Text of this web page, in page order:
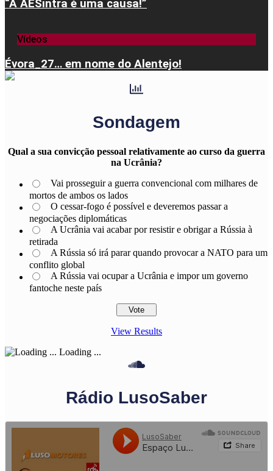
“A AESintra é uma causa!”
Vídeos
Évora_27… em nome do Alentejo!
Sondagem
Qual a sua convicção pessoal relativamente ao curso da guerra
na Ucrânia?
Vai prosseguir a guerra convencional com milhares de
mortos de ambos os lados
O cessar-fogo é possível e deveremos passar a
negociações diplomáticas
A Ucrânia vai acabar por resistir e obrigar a Rússia à
retirada
A Rússia só irá parar quando provocar a NATO para um
conflito global
A Rússia vai ocupar a Ucrânia e impor um governo
fantoche neste país
View Results
Loading ...
Rádio LusoSaber